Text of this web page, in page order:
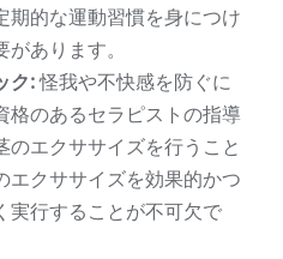
期的な運動習慣を身につけ
あります。
ク:怪我や不快感を防ぐに
格のあるセラピストの指導
エクササイズを行うこと
エクササイズを効果的かつ
実行することが不可欠で